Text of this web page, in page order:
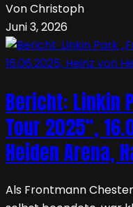
Von Christoph
Juni 3, 2026
Bericht: Linkin
Tour 2025“,
Heiden Arena,
Als Frontmann